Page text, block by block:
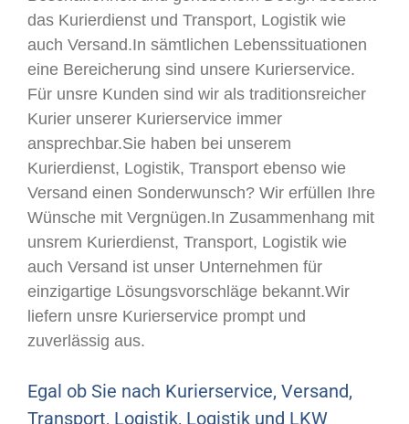
das Kurierdienst und Transport, Logistik wie
auch Versand.In sämtlichen Lebenssituationen
eine Bereicherung sind unsere Kurierservice.
Für unsre Kunden sind wir als traditionsreicher
Kurier unserer Kurierservice immer
ansprechbar.Sie haben bei unserem
Kurierdienst, Logistik, Transport ebenso wie
Versand einen Sonderwunsch? Wir erfüllen Ihre
Wünsche mit Vergnügen.In Zusammenhang mit
unsrem Kurierdienst, Transport, Logistik wie
auch Versand ist unser Unternehmen für
einzigartige Lösungsvorschläge bekannt.Wir
liefern unsre Kurierservice prompt und
zuverlässig aus.
Egal ob Sie nach Kurierservice, Versand,
Transport, Logistik, Logistik und LKW